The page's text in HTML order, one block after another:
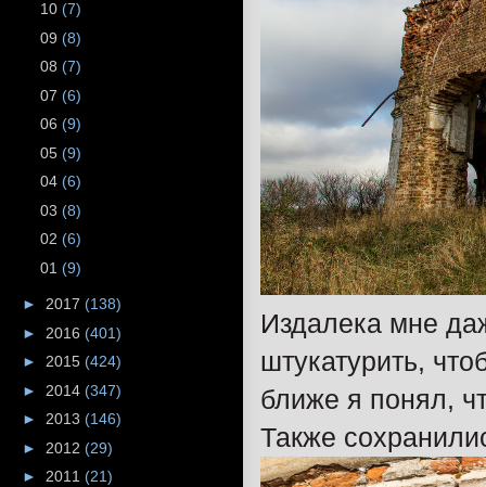
Издалека мне
штукатурить,
ближе я понял,
Также
10 (7)
09 (8)
08 (7)
07 (6)
06 (9)
05 (9)
04 (6)
03 (8)
02 (6)
01 (9)
► 2017 (138)
► 2016 (401)
► 2015 (424)
► 2014 (347)
► 2013 (146)
► 2012 (29)
► 2011 (21)